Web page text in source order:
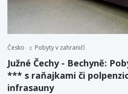
Česko Pobyty v zahraničí
Južné Čechy - Bechyně:
*** s raňajkami či
infrasauny